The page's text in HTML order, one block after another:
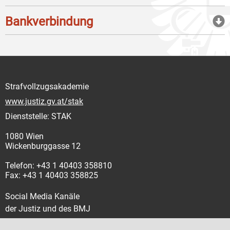
Bankverbindung
Strafvollzugsakademie
www.justiz.gv.at/stak
Dienststelle: STAK
1080 Wien
Wickenburggasse 12
Telefon: +43 1 40403 358810
Fax: +43 1 40403 358825
Social Media Kanäle
der Justiz und des BMJ